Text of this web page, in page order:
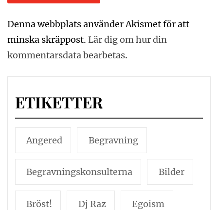
Denna webbplats använder Akismet för att
minska skräppost. Lär dig om hur din
kommentarsdata bearbetas.
ETIKETTER
Angered Begravning
Begravningskonsulterna Bilder
Bröst! Dj Raz Egoism